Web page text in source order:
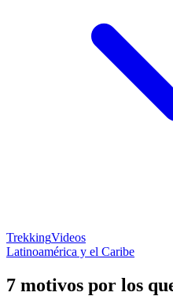
TrekkingVideos
Latinoamérica y el Caribe
7 motivos por los